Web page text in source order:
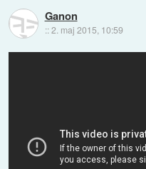
Ganon
::2. maj 2015, 10:59